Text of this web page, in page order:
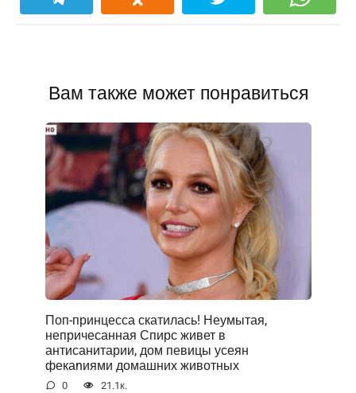
Вам также может понравиться
Поп-принцесса скатилась! Неумытая,
непричесанная Спирс живет в
антисанитарии, дом певицы усеян
фекаnиями домашних животных
0 21.1к.